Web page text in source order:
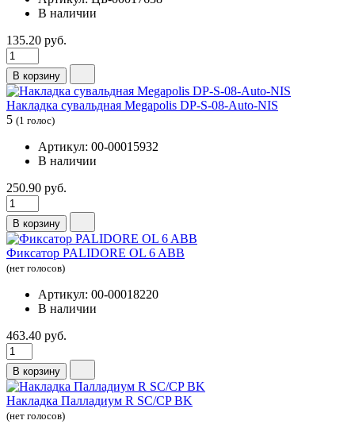
В наличии
135.20 руб.
В корзину
Накладка сувальдная Megapolis DP-S-08-Auto-NIS
5 (1 голос)
Артикул: 00-00015932
В наличии
250.90 руб.
В корзину
Фиксатор PALIDORE OL 6 ABB
(нет голосов)
Артикул: 00-00018220
В наличии
463.40 руб.
В корзину
Накладка Палладиум R SC/CP BK
(нет голосов)